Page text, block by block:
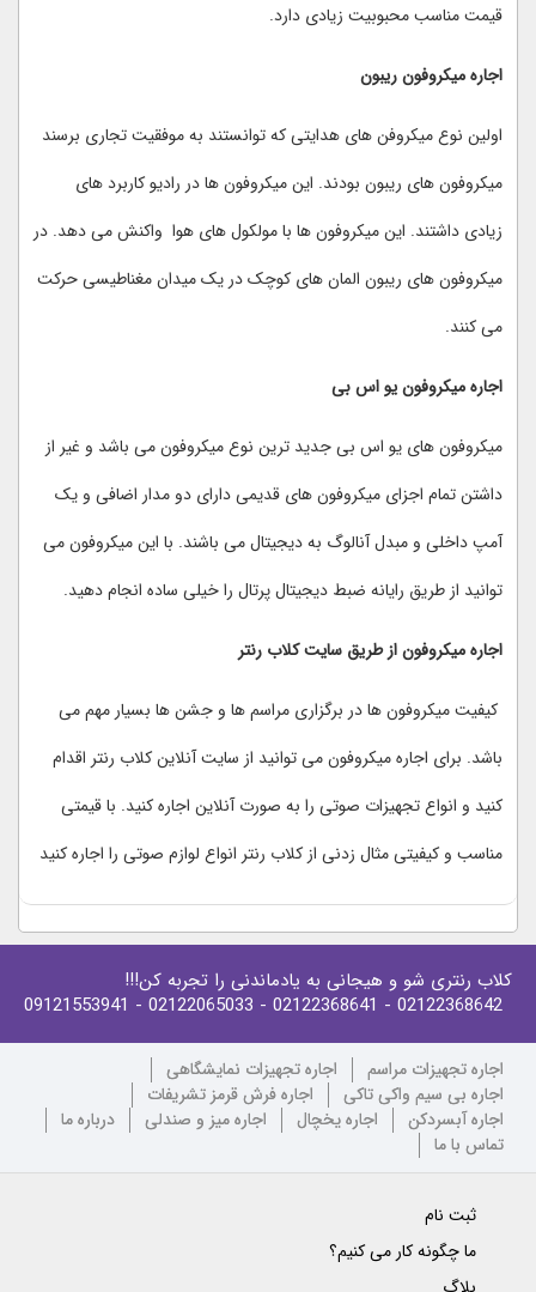
قیمت مناسب محبوبیت زیادی دارد.
اجاره میکروفون ریبون
اولین نوع میکروفن های هدایتی که توانستند به موفقیت تجاری برسند
میکروفون های ریبون بودند. این میکروفون ها در رادیو کاربرد های
زیادی داشتند. این میکروفون ها با مولکول های هوا واکنش می دهد. در
میکروفون های ریبون المان های کوچک در یک میدان مغناطیسی حرکت
می کنند.
اجاره میکروفون یو اس بی
میکروفون های یو اس بی جدید ترین نوع میکروفون می باشد و غیر از
داشتن تمام اجزای میکروفون های قدیمی دارای دو مدار اضافی و یک
آمپ داخلی و مبدل آنالوگ به دیجیتال می باشند. با این میکروفون می
توانید از طریق رایانه ضبط دیجیتال پرتال را خیلی ساده انجام دهید.
اجاره میکروفون از طریق سایت کلاب رنتر
کیفیت میکروفون ها در برگزاری مراسم ها و جشن ها بسیار مهم می
باشد. برای اجاره میکروفون می توانید از سایت آنلاین کلاب رنتر اقدام
کنید و انواع تجهیزات صوتی را به صورت آنلاین اجاره کنید. با قیمتی
مناسب و کیفیتی مثال زدنی از کلاب رنتر انواع لوازم صوتی را اجاره کنید
کلاب رنتری شو و هیجانی به یادماندنی را تجربه کن!!!
02122368642
- 02122368641
- 02122065033
- 09121553941
اجاره تجهیزات مراسم
اجاره تجهیزات نمایشگاهی
اجاره بی سیم واکی تاکی
اجاره فرش قرمز تشریفات
اجاره آبسردکن
اجاره یخچال اجاره میز و صندلی
درباره ما
تماس با ما
ثبت نام
ما چگونه کار می کنیم؟